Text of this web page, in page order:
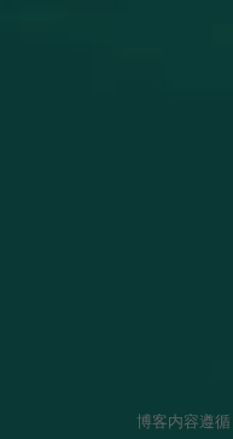
博客内容遵循